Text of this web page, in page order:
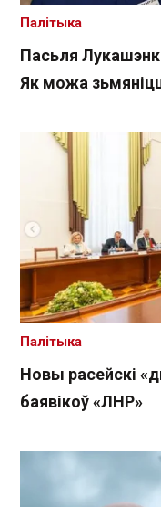
Пасьля
Як можа
Палітыка
Новы расейскі
баявікоў «ЛНР»
Палітыка